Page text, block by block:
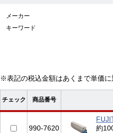
メーカー
キーワード
※表記の税込金額はあくまで単価に
チェック 商品番号
990-7620
約